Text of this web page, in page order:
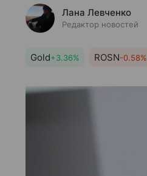
Лана Левченко
Редактор новостей
Gold+3.36% ROSN-0.58%